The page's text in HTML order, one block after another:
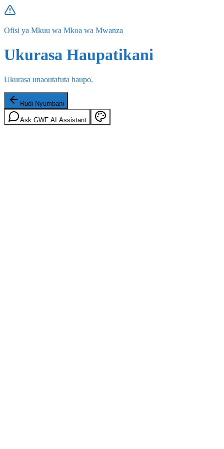
Ofisi ya Mkuu wa Mkoa wa Mwanza
Ukurasa Haupatikani
Ukurasa unaoutafuta haupo.
Rudi Nyumbani
Ask GWF AI Assistant